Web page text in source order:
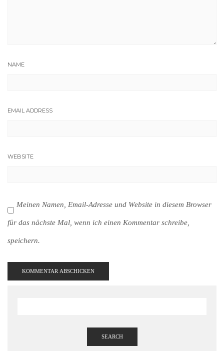
NAME
EMAIL ADDRESS
WEBSITE
Meinen Namen, Email-Adresse und Website in diesem Browser
für das nächste Mal, wenn ich einen Kommentar schreibe,
speichern.
SEARCH